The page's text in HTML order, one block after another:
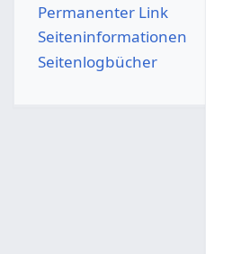
Permanenter Link
Seiten­­informationen
Seitenlogbücher